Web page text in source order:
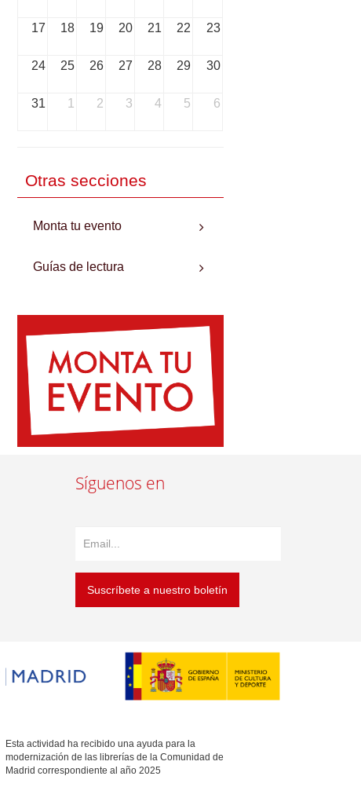
17 18 19 20 21 22 23
24 25 26 27 28 29 30
31 1 2 3 4 5 6
Otras secciones
Monta tu evento
Guías de lectura
Síguenos en
Suscríbete a nuestro boletín
Esta actividad ha recibido una ayuda para la
modernización de las librerías de la Comunidad de
Madrid correspondiente al año 2025